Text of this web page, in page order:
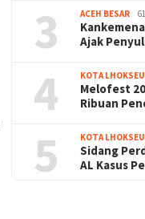
3 ACEH BESAR
Ajak
4 KOTA
Melofest
Ribuan
5 KOTA
Sidang
AL Kasus